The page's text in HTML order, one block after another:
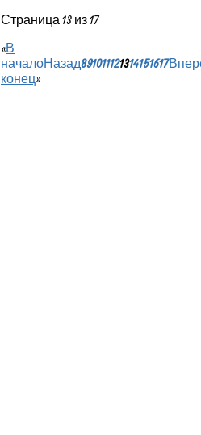
Страница 13 из 17
«В
началоНазад891011121314151617
конец»